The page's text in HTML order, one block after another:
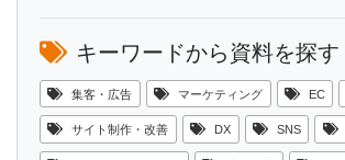
キーワードから資料を探す
集客・広告 マーケティング EC
サイト制作・改善 DX SNS